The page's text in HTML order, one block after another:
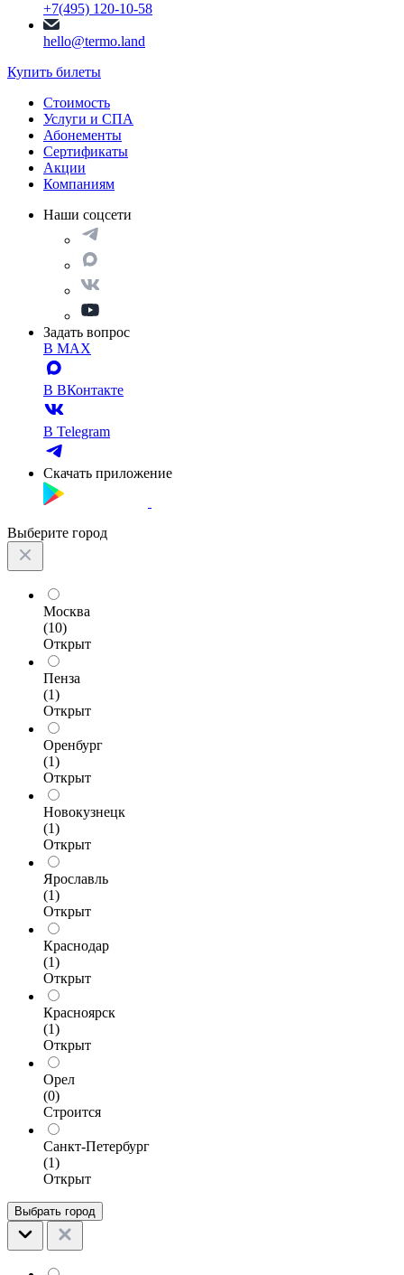
+7(495) 120-10-58
hello@termo.land
Купить билеты
Стоимость
Услуги и СПА
Абонементы
Сертификаты
Акции
Компаниям
Наши соцсети
Задать вопрос
В MAX
В ВКонтакте
В Telegram
Скачать приложение
Выберите город
Москва
(10)
Открыт
Пенза
(1)
Открыт
Оренбург
(1)
Открыт
Новокузнецк
(1)
Открыт
Ярославль
(1)
Открыт
Краснодар
(1)
Открыт
Красноярск
(1)
Открыт
Орел
(0)
Строится
Санкт-Петербург
(1)
Открыт
Выбрать город